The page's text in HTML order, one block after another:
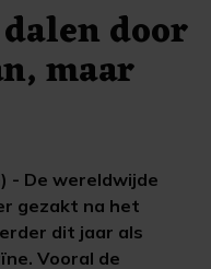
door
maar
- De wereldwijde
gezakt na het
dit jaar als
Vooral de